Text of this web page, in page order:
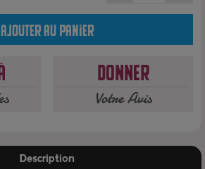
Ajouter au panier
Donner
Votre Avis
Description